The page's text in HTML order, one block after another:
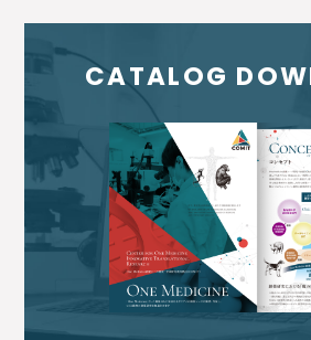
CATALOG